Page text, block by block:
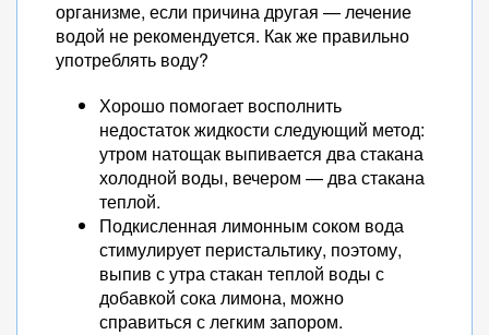
организме, если причина другая — лечение
водой не рекомендуется. Как же правильно
употреблять воду?
Хорошо помогает восполнить
недостаток жидкости следующий метод:
утром натощак выпивается два стакана
холодной воды, вечером — два стакана
теплой.
Подкисленная лимонным соком вода
стимулирует перистальтику, поэтому,
выпив с утра стакан теплой воды с
добавкой сока лимона, можно
справиться с легким запором.